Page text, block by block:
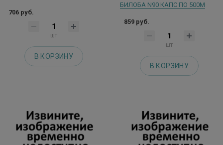
706 руб.
шт
В КОРЗИНУ
БИЛОБА N90 КАПС ПО 500М
859 руб.
шт
В КОРЗИНУ